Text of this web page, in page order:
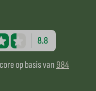
8.8
op basis van 984